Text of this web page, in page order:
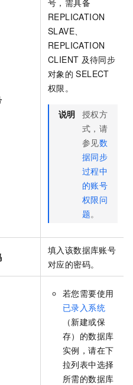
REPLICATION
SLAVE、
REPLICATION
CLIENT 及待同步
对象的 SELECT
权限。
说明 授权方
式，请
参见数
据同步
过程中
的账号
权限问
题。
填入该数据库账号
对应的密码。
若您需要使用
已录入系统
（新建或保
存）的数据库
实例，请在下
拉列表中选择
所需的数据库